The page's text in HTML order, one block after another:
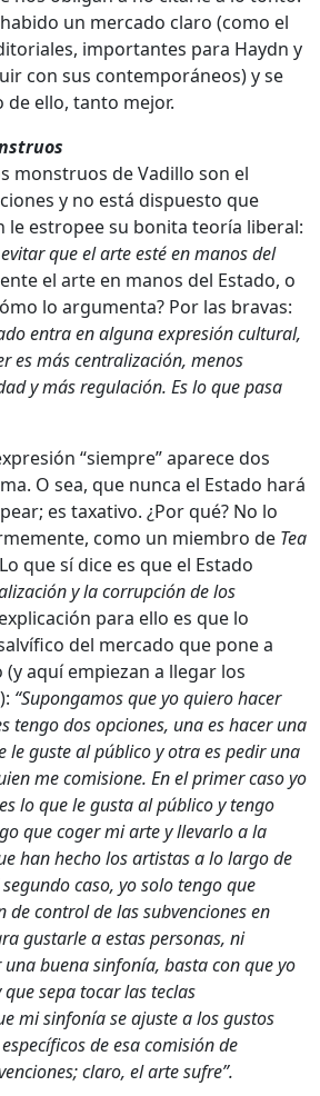
un mercado claro (como el
importantes para Haydn y
con sus contemporáneos) y se
ello, tanto mejor.
monstruos de Vadillo son el
y no está dispuesto que
le estropee su bonita teoría liberal:
que el arte esté en manos del
el arte en manos del Estado, o
lo argumenta? Por las bravas:
entra en alguna expresión cultural,
es más centralización, menos
y más regulación. Es lo que pasa
“siempre” aparece dos
O sea, que nunca el Estado hará
es taxativo. ¿Por qué? No lo
como un miembro de Tea
que sí dice es que el Estado
y la corrupción de los
para ello es que lo
del mercado que pone a
aquí empiezan a llegar los
“Supongamos que yo quiero hacer
tengo dos opciones, una es hacer una
le guste al público y otra es pedir una
me comisione. En el primer caso yo
lo que le gusta al público y tengo
que coger mi arte y llevarlo a la
han hecho los artistas a lo largo de
caso, yo solo tengo que
control de las subvenciones en
gustarle a estas personas, ni
buena sinfonía, basta con que yo
sepa tocar las teclas
mi sinfonía se ajuste a los gustos
de esa comisión de
claro, el arte sufre”.